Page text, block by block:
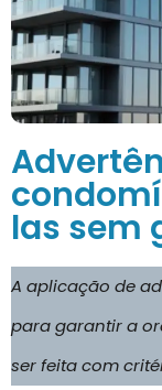
las sem
A aplicação de
para garantir a
ser feita com